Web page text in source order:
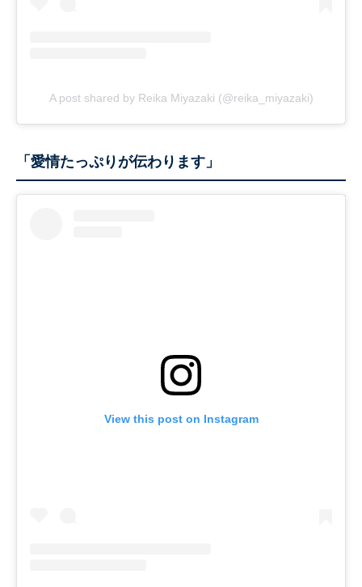
A post shared by Reika Miyazaki (@reika_miyazaki)
「愛情たっぷりが伝わります」
View this post on Instagram